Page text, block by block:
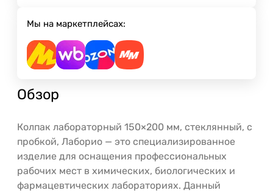
Мы на маркетплейсах:
Обзор
Колпак лабораторный 150×200 мм, стеклянный, с
пробкой, Лаборио — это специализированное
изделие для оснащения профессиональных
рабочих мест в химических, биологических и
фармацевтических лабораториях. Данный